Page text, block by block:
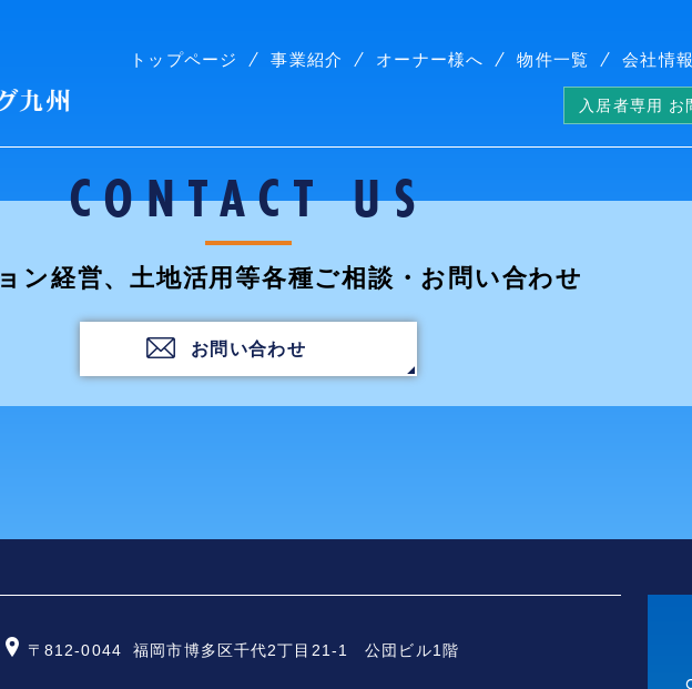
株式会社コープリビング九州
トップページ 事業紹介 オーナー様へ 物件一覧 会社情報
入居者専用 お
CONTACT US
ン経営、土地活用等各種ご相談・お問い合わせ
お問い合わせ
〒812-0044 福岡市博多区千代2丁目21-1 公団ビル1階